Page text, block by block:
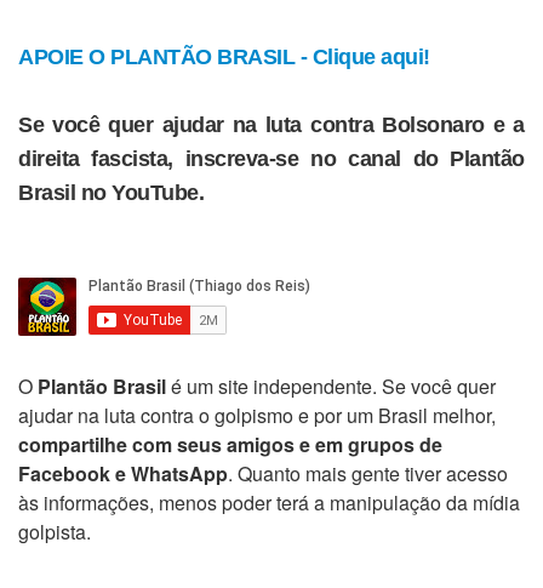
APOIE O PLANTÃO BRASIL - Clique aqui!
Se você quer ajudar na luta contra Bolsonaro e a
direita fascista, inscreva-se no canal do Plantão
Brasil no YouTube.
O Plantão Brasilé um site independente. Se você quer
ajudar na luta contra o golpismo e por um Brasil melhor,
compartilhe com seus amigos e em grupos de
Facebook e WhatsApp. Quanto mais gente tiver acesso
às informações, menos poder terá a manipulação da mídia
golpista.